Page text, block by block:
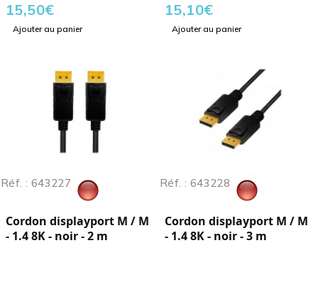
15,50€
Ajouter au panier
15,10€
Ajouter au panier
Réf. : 643227
Cordon displayport M / M
- 1.4 8K - noir - 2 m
Réf. : 643228
Cordon displayport M / M
- 1.4 8K - noir - 3 m